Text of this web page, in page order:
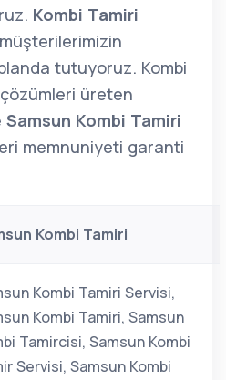
Kombi Tamiri
tutuyoruz. Kombi
çözümleri üreten
Samsun Kombi Tamiri
memnuniyeti garanti
Kombi Tamiri
Kombi Tamiri Servisi,
Kombi Tamiri, Samsun
Tamircisi, Samsun Kombi
Servisi, Samsun Kombi